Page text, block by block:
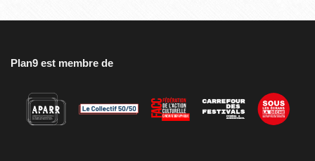
Plan9 est membre de